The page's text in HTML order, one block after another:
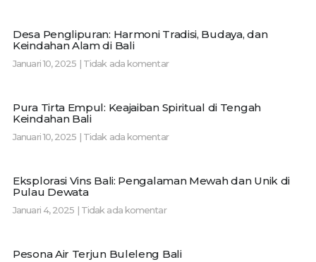
Desa Penglipuran: Harmoni Tradisi, Budaya, dan
Keindahan Alam di Bali
Januari 10, 2025 Tidak ada komentar
Pura Tirta Empul: Keajaiban Spiritual di Tengah
Keindahan Bali
Januari 10, 2025 Tidak ada komentar
Eksplorasi Vins Bali: Pengalaman Mewah dan Unik di
Pulau Dewata
Januari 4, 2025 Tidak ada komentar
Pesona Air Terjun Buleleng Bali